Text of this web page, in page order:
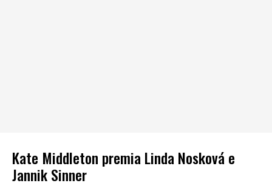
Kate Middleton premia Linda Nosková e
Jannik Sinner